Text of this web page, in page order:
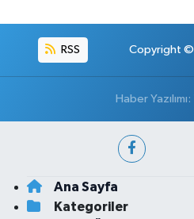
RSS Copyright ©
Haber Yazılımı:
Ana Sayfa
Kategoriler